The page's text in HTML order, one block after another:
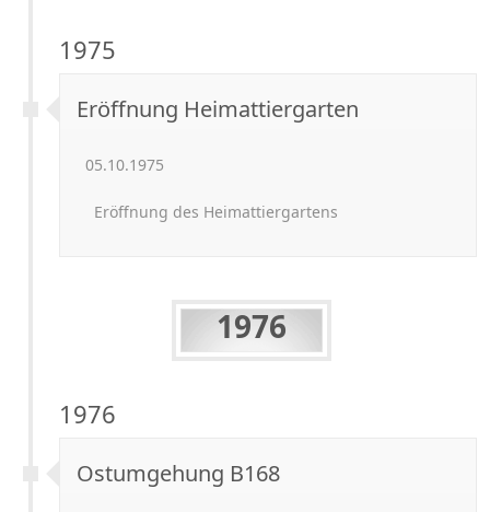
1975
Eröffnung Heimattiergarten
05.10.1975
Eröffnung des Heimattiergartens
1976
1976
Ostumgehung B168